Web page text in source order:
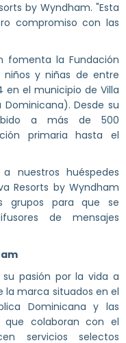
by Wyndham. "Esta
compromiso con las
fomenta la Fundación
niños y niñas de entre
en el municipio de Villa
Dominicana). Desde su
a más de 500
primaria hasta el
nuestros huéspedes
Resorts by Wyndham
grupos para que se
de mensajes
su pasión por la vida a
la marca situados en el
Dominicana y las
que colaboran con el
servicios selectos